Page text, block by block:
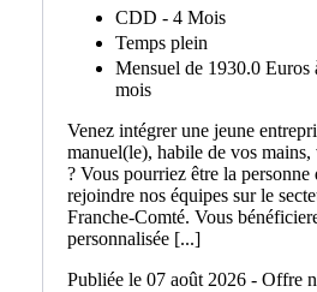
CDD - 4 Mois
Temps plein
Mensuel de 1930.0 Euros
mois
Venez intégrer une jeune
manuel(le), habile de vos
? Vous pourriez être la
rejoindre nos équipes sur le
Franche-Comté. Vous
personnalisée [...]
Publiée le 07 août 2026 - Offre